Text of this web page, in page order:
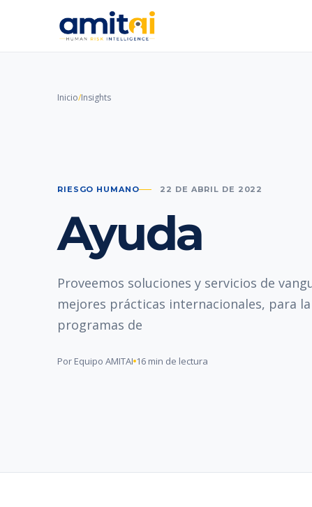
Inicio/Insights
RIESGO HUMANO 22 DE ABRIL DE 2022
Ayuda
Proveemos soluciones y servicios de
mejores prácticas internacionales, para
programas de
Por Equipo AMITAI 16 min de lectura